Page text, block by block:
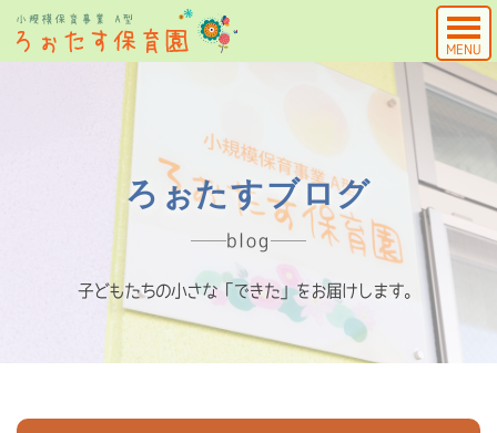
MENU
ろぉたすブログ
blog
子どもたちの小さな「できた」をお届けします。